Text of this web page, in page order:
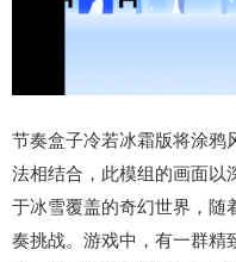
节奏盒子冷若冰霜版将涂鸦
法相结合，此模组的画面以
于冰雪覆盖的奇幻世界，随
奏挑战。游戏中，有一群精